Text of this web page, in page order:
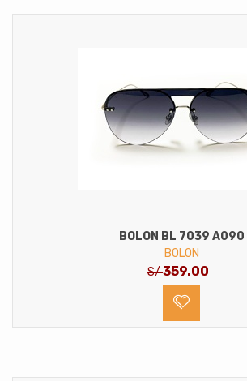
BOLON BL 7039 A090
BOLON
S/359.00